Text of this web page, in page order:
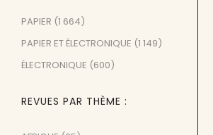
PAPIER (1 664)
PAPIER ET ÉLECTRONIQUE (1 149)
ÉLECTRONIQUE (600)
REVUES PAR THÈME